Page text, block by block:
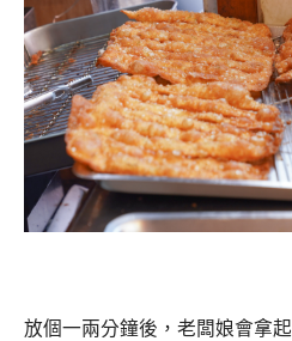
放個一兩分鐘後，老闆娘會拿起